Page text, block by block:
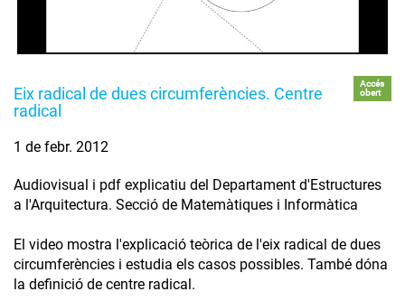
Eix radical de dues circumferències. Centre
radical
Accés
obert
1 de febr. 2012
Audiovisual i pdf explicatiu del Departament d'Estructures
a l'Arquitectura. Secció de Matemàtiques i Informàtica
El video mostra l'explicació teòrica de l'eix radical de dues
circumferències i estudia els casos possibles. També dóna
la definició de centre radical.